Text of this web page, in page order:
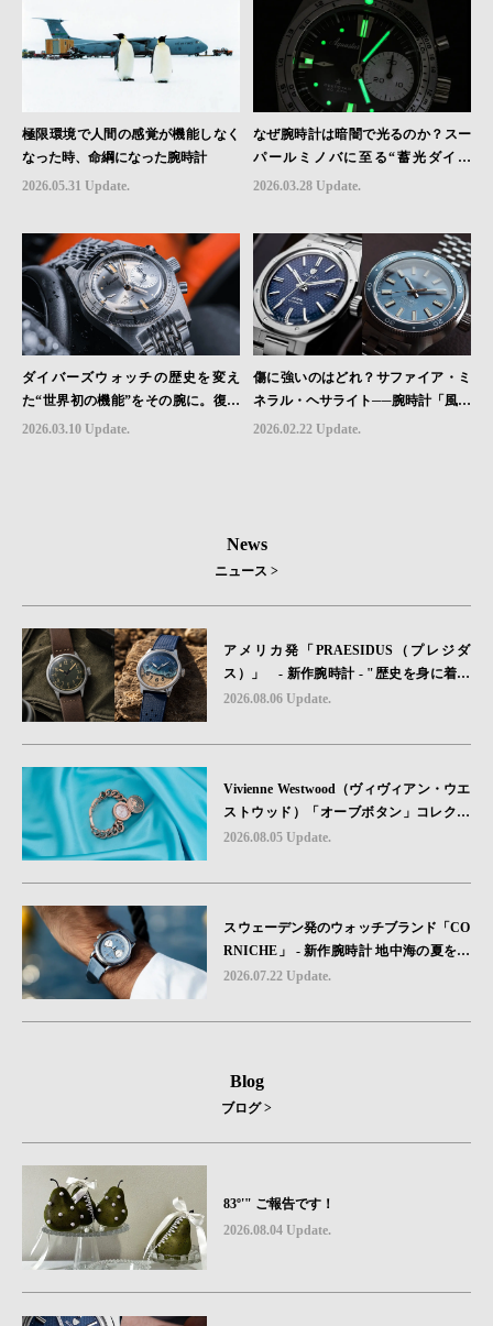
極限環境で人間の感覚が機能しなく
なった時、命綱になった腕時計
2026.05.31 Update.
なぜ腕時計は暗闇で光るのか？スー
パールミノバに至る“蓄光ダイヤ
ル”の進化と物語
2026.03.28 Update.
ダイバーズウォッチの歴史を変え
た“世界初の機能”をその腕に。復活
を遂げたAquastarの革新｜HMS Bra
2026.03.10 Update.
傷に強いのはどれ？サファイア・ミ
ネラル・ヘサライト──腕時計「風防
素材」の本当の違い
2026.02.22 Update.
News
ニュース >
アメリカ発「PRAESIDUS（プレジダ
ス）」 - 新作腕時計 - "歴史を身に着け
る“ -戦場を駆け抜けたWillys MBのボンネ
砂を文字盤に閉じ込めた「A-11」コレク
2026.08.06 Update.
Vivienne Westwood（ヴィヴィアン・ウエ
ストウッド）「オーブボタン」コレクシ
ョンに、⽇本限定カラーのローズゴール
2026.08.05 Update.
スウェーデン発のウォッチブランド「CO
RNICHE」 - 新作腕時計 地中海の夏を映
す、爽やかなブルーダイヤル「Heritage C
2026.07.22 Update.
Blog
ブログ >
83º'" ご報告です！
2026.08.04 Update.